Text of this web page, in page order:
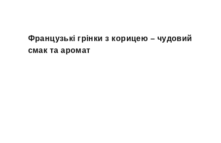
Французькі грінки з корицею – чудовий
смак та аромат